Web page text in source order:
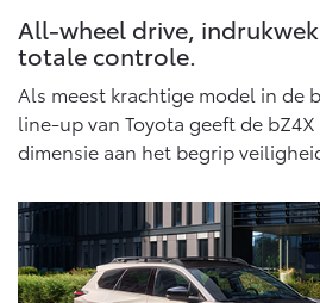
Vanaf € 46.301,-
Land Cruiser (excl. BTW)
All-wheel drive,
totale controle.
Als meest krachtige model in de
line-up van Toyota geeft de
dimensie aan het begrip